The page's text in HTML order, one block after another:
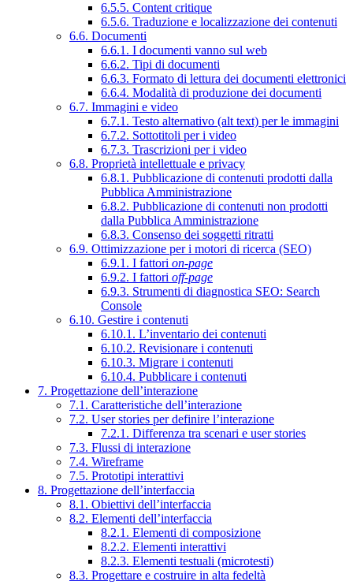
6.5.5. Content critique
6.5.6. Traduzione e localizzazione dei contenuti
6.6. Documenti
6.6.1. I documenti vanno sul web
6.6.2. Tipi di documenti
6.6.3. Formato di lettura dei documenti elettronici
6.6.4. Modalità di produzione dei documenti
6.7. Immagini e video
6.7.1. Testo alternativo (alt text) per le immagini
6.7.2. Sottotitoli per i video
6.7.3. Trascrizioni per i video
6.8. Proprietà intellettuale e privacy
6.8.1. Pubblicazione di contenuti prodotti dalla
Pubblica Amministrazione
6.8.2. Pubblicazione di contenuti non prodotti
dalla Pubblica Amministrazione
6.8.3. Consenso dei soggetti ritratti
6.9. Ottimizzazione per i motori di ricerca (SEO)
6.9.1. I fattori on-page
6.9.2. I fattori off-page
6.9.3. Strumenti di diagnostica SEO: Search
Console
6.10. Gestire i contenuti
6.10.1. L’inventario dei contenuti
6.10.2. Revisionare i contenuti
6.10.3. Migrare i contenuti
6.10.4. Pubblicare i contenuti
7. Progettazione dell’interazione
7.1. Caratteristiche dell’interazione
7.2. User stories per definire l’interazione
7.2.1. Differenza tra scenari e user stories
7.3. Flussi di interazione
7.4. Wireframe
7.5. Prototipi interattivi
8. Progettazione dell’interfaccia
8.1. Obiettivi dell’interfaccia
8.2. Elementi dell’interfaccia
8.2.1. Elementi di composizione
8.2.2. Elementi interattivi
8.2.3. Elementi testuali (microtesti)
8.3. Progettare e costruire in alta fedeltà